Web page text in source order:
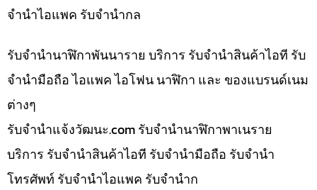
จำนำไอแพค รับจำนำกล
รับจำนำนาฬิกาพันนาราย บริการ รับจำนำสินค้าไอที รับ
จำนำมือถือ ไอแพค ไอโฟน นาฬิกา และ ของแบรนด์เนม
ต่างๆ
รับจํานําแจ้งวัฒนะ.com รับจำนำนาฬิกาพาเนราย
บริการ รับจำนำสินค้าไอที รับจำนำมือถือ รับจำนำ
โทรศัพท์ รับจำนำไอแพค รับจำนำก